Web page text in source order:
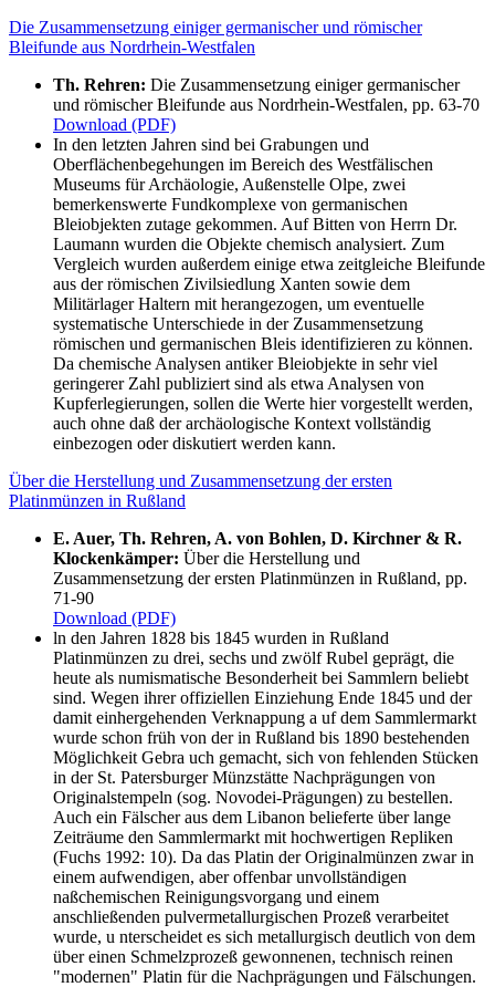
Die Zusammensetzung einiger germanischer und römischer
Bleifunde aus Nordrhein-Westfalen
Th. Rehren: Die Zusammensetzung einiger germanischer
und römischer Bleifunde aus Nordrhein-Westfalen, pp. 63-70
Download (PDF)
In den letzten Jahren sind bei Grabungen und
Oberflächenbegehungen im Bereich des Westfälischen
Museums für Archäologie, Außenstelle Olpe, zwei
bemerkenswerte Fundkomplexe von germanischen
Bleiobjekten zutage gekommen. Auf Bitten von Herrn Dr.
Laumann wurden die Objekte chemisch analysiert. Zum
Vergleich wurden außerdem einige etwa zeitgleiche Bleifunde
aus der römischen Zivilsiedlung Xanten sowie dem
Militärlager Haltern mit herangezogen, um eventuelle
systematische Unterschiede in der Zusammensetzung
römischen und germanischen Bleis identifizieren zu können.
Da chemische Analysen antiker Bleiobjekte in sehr viel
geringerer Zahl publiziert sind als etwa Analysen von
Kupferlegierungen, sollen die Werte hier vorgestellt werden,
auch ohne daß der archäologische Kontext vollständig
einbezogen oder diskutiert werden kann.
Über die Herstellung und Zusammensetzung der ersten
Platinmünzen in Rußland
E. Auer, Th. Rehren, A. von Bohlen, D. Kirchner & R.
Klockenkämper: Über die Herstellung und
Zusammensetzung der ersten Platinmünzen in Rußland, pp.
71-90
Download (PDF)
ln den Jahren 1828 bis 1845 wurden in Rußland
Platinmünzen zu drei, sechs und zwölf Rubel geprägt, die
heute als numismatische Besonderheit bei Sammlern beliebt
sind. Wegen ihrer offiziellen Einziehung Ende 1845 und der
damit einhergehenden Verknappung a uf dem Sammlermarkt
wurde schon früh von der in Rußland bis 1890 bestehenden
Möglichkeit Gebra uch gemacht, sich von fehlenden Stücken
in der St. Patersburger Münzstätte Nachprägungen von
Originalstempeln (sog. Novodei-Prägungen) zu bestellen.
Auch ein Fälscher aus dem Libanon belieferte über lange
Zeiträume den Sammlermarkt mit hochwertigen Repliken
(Fuchs 1992: 10). Da das Platin der Originalmünzen zwar in
einem aufwendigen, aber offenbar unvollständigen
naßchemischen Reinigungsvorgang und einem
anschließenden pulvermetallurgischen Prozeß verarbeitet
wurde, u nterscheidet es sich metallurgisch deutlich von dem
über einen Schmelzprozeß gewonnenen, technisch reinen
"modernen" Platin für die Nachprägungen und Fälschungen.